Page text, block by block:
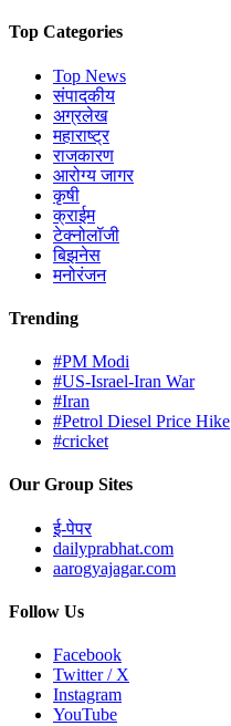
Top Categories
Top News
संपादकीय
अग्रलेख
महाराष्ट्र
राजकारण
आरोग्य जागर
कृषी
क्राईम
टेक्नोलॉजी
बिझनेस
मनोरंजन
Trending
#PM Modi
#US-Israel-Iran War
#Iran
#Petrol Diesel Price Hike
#cricket
Our Group Sites
ई-पेपर
dailyprabhat.com
aarogyajagar.com
Follow Us
Facebook
Twitter / X
Instagram
YouTube